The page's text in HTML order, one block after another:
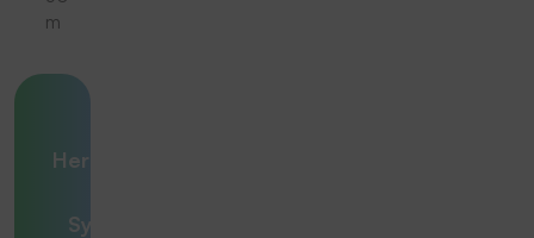
m
Herausforderung
Systemlösung